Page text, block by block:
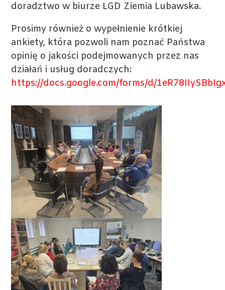
doradztwo w biurze LGD Ziemia Lubawska.
Prosimy również o wypełnienie krótkiej
ankiety, która pozwoli nam poznać Państwa
opinię o jakości podejmowanych przez nas
działań i usług doradczych:
https://docs.google.com/forms/d/